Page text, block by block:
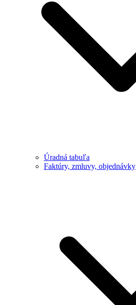
Úradná tabuľa
Faktúry, zmluvy, objednávky